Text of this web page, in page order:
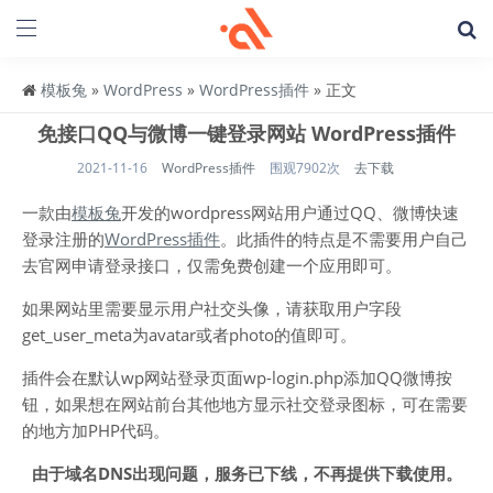
模板兔 » WordPress » WordPress插件 » 正文
免接口QQ与微博一键登录网站 WordPress插件
2021-11-16 WordPress插件 围观7902次 去下载
一款由模板兔开发的wordpress网站用户通过QQ、微博快速
登录注册的WordPress插件。此插件的特点是不需要用户自己
去官网申请登录接口，仅需免费创建一个应用即可。
如果网站里需要显示用户社交头像，请获取用户字段
get_user_meta为avatar或者photo的值即可。
插件会在默认wp网站登录页面wp-login.php添加QQ微博按
钮，如果想在网站前台其他地方显示社交登录图标，可在需要
的地方加PHP代码。
由于域名DNS出现问题，服务已下线，不再提供下载使用。